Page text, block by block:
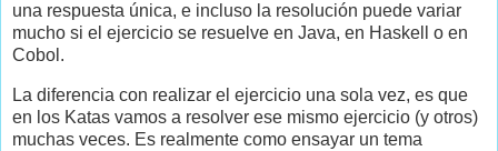
una respuesta única, e incluso la resolución puede variar
mucho si el ejercicio se resuelve en Java, en Haskell o en
Cobol.
La diferencia con realizar el ejercicio una sola vez, es que
en los Katas vamos a resolver ese mismo ejercicio (y otros)
muchas veces. Es realmente como ensayar un tema